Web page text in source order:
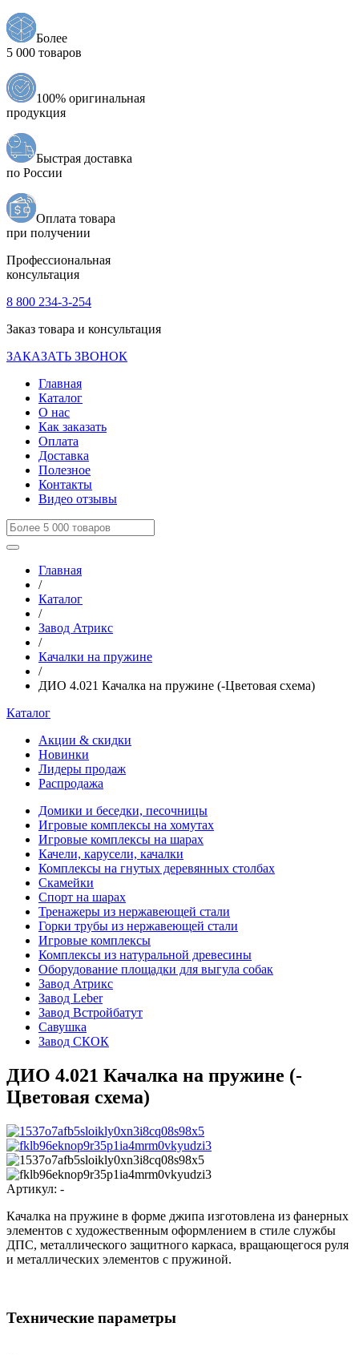
Более
5 000 товаров
100% оригинальная
продукция
Быстрая доставка
по России
Оплата товара
при получении
Профессиональная
консультация
8 800 234-3-254
Заказ товара и консультация
ЗАКАЗАТЬ ЗВОНОК
Главная
Каталог
О нас
Как заказать
Оплата
Доставка
Полезное
Контакты
Видео отзывы
Главная
/
Каталог
/
Завод Атрикс
/
Качалки на пружине
/
ДИО 4.021 Качалка на пружине (-Цветовая схема)
Каталог
Акции & скидки
Новинки
Лидеры продаж
Распродажа
Домики и беседки, песочницы
Игровые комплексы на хомутах
Игровые комплексы на шарах
Качели, карусели, качалки
Комплексы на гнутых деревянных столбах
Скамейки
Спорт на шарах
Тренажеры из нержавеющей стали
Горки трубы из нержавеющей стали
Игровые комплексы
Комплексы из натуральной древесины
Оборудование площадки для выгула собак
Завод Атрикс
Завод Leber
Завод Встройбатут
Савушка
Завод СКОК
ДИО 4.021 Качалка на пружине (-
Цветовая схема)
Артикул: -
Качалка на пружине в форме джипа изготовлена из фанерных
элементов с художественным оформлением в стиле службы
ДПС, металлического защитного каркаса, вращающегося руля
и металлических элементов с пружиной.
Технические параметры